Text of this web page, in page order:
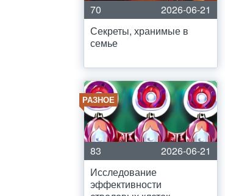
70
2026-06-21
Секреты, хранимые в
семье
РАЗНОЕ
83
2026-06-21
Исследование
эффективности